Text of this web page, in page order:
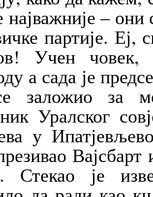
најважније –
партије. Еј,
Учен
а сада је
заложио за
Уралског
у
Стекао је